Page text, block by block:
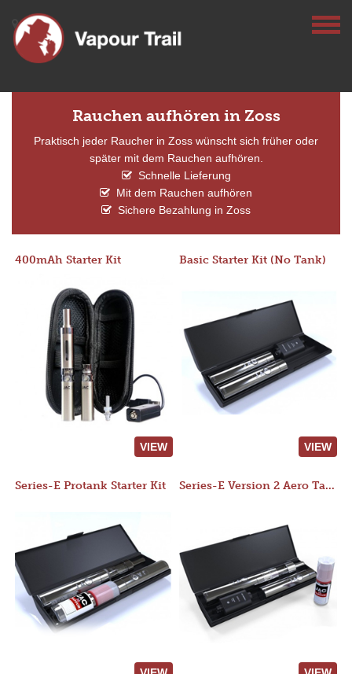
Rauchen aufhören in Zoss
Praktisch jeder Raucher in Zoss wünscht sich früher oder
später mit dem Rauchen aufhören.
Schnelle Lieferung
Mit dem Rauchen aufhören
Sichere Bezahlung in Zoss
400mAh Starter Kit
VIEW
Basic Starter Kit (No Tank)
VIEW
Series-E Protank Starter Kit Series-E Version 2 Aero Tank Starter Kit